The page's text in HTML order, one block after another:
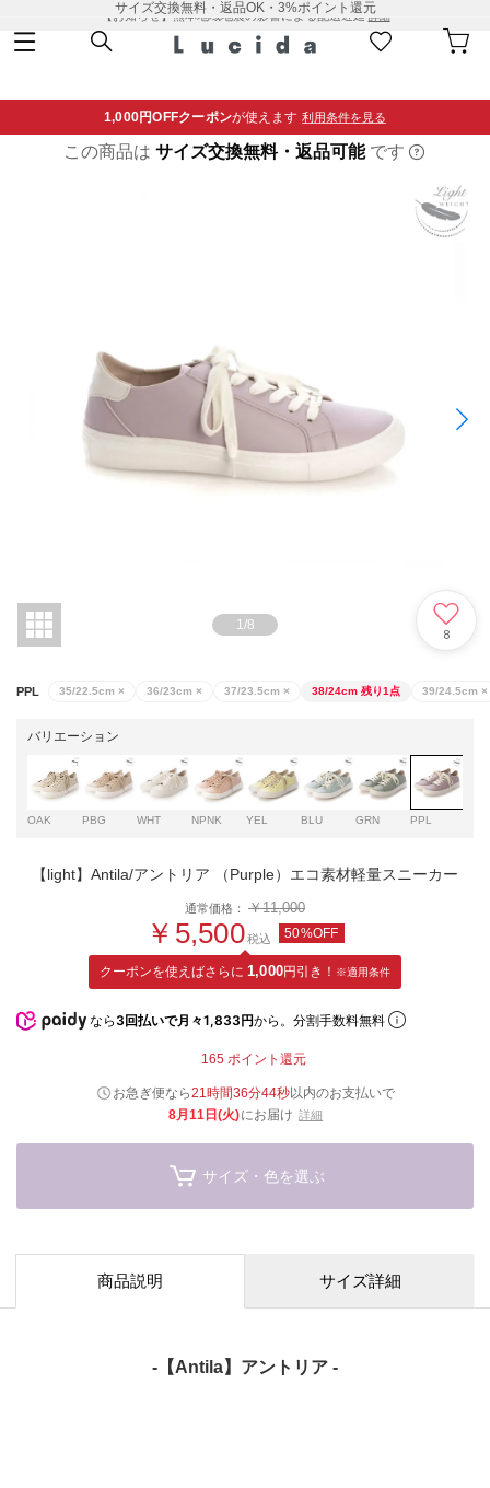
【お知らせ】熊本地域地震の影響による配送遅延詳細
サイズ交換無料・返品OK・3%ポイント還元
1,000円OFFクーポンが使えます 利用条件を見る
この商品は サイズ交換無料・返品可能 です
1/8
8
PPL 35/22.5cm × 36/23cm × 37/23.5cm × 38/24cm 残り1点 39/24.5cm ×
バリエーション
OAK PBG WHT NPNK YEL BLU GRN PPL
【light】Antila/アントリア （Purple）エコ素材軽量スニーカー
通常価格： ￥11,000
￥5,500税込 50%OFF
クーポンを使えばさらに 1,000円引き！ ※適用条件
なら 3回払いで月々1,833円から。分割手数料無料
165ポイント還元
お急ぎ便なら21時間36分43秒以内のお支払いで
8月11日(火)にお届け 詳細
サイズ・色を選ぶ
商品説明 サイズ詳細
-【Antila】アントリア -